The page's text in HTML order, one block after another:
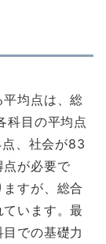
均点は、総
科目の平均点
、社会が83
点が必要で
すが、総合
います。最
での基礎力